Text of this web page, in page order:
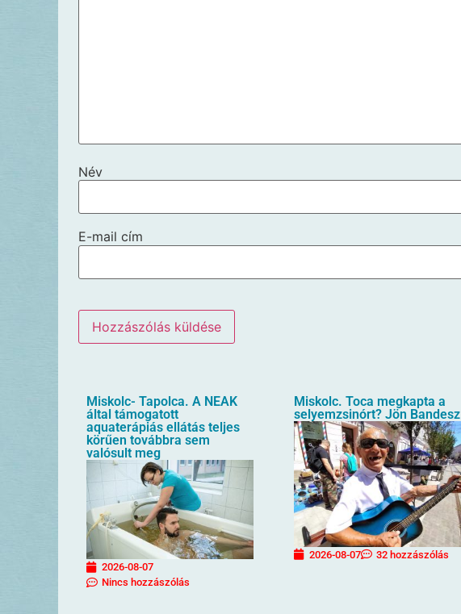
Név
E-mail cím
Miskolc- Tapolca. A NEAK
által támogatott
aquaterápiás ellátás teljes
körűen továbbra sem
valósult meg
2026-08-07
Nincs hozzászólás
Miskolc. Toca megkapta a
selyemzsinórt? Jön Bandesz
2026-08-07 32 hozzászólás